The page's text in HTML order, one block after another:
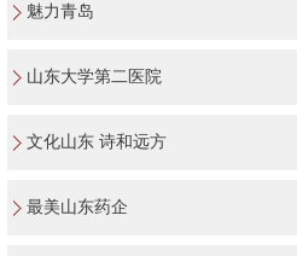
魅力青岛
山东大学第二医院
文化山东 诗和远方
最美山东药企